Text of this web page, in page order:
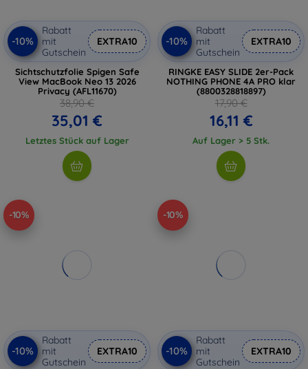
-10%
Rabatt
mit
Gutschein
EXTRA10
Sichtschutzfolie Spigen Safe
View MacBook Neo 13 2026
Privacy (AFL11670)
38,90 €
35,01 €
Letztes Stück auf Lager
-10%
Rabatt
mit
Gutschein
EXTRA10
RINGKE EASY SLIDE 2er-Pack
NOTHING PHONE 4A PRO klar
(8800328818897)
17,90 €
16,11 €
Auf Lager > 5 Stk.
-10%
-10%
Rabatt
mit
Gutschein
EXTRA10
-10%
-10%
Rabatt
mit
Gutschein
EXTRA10